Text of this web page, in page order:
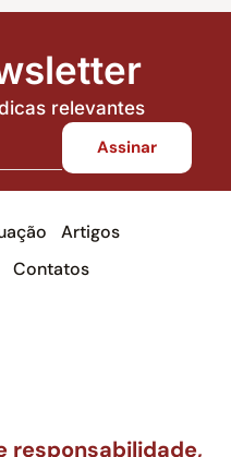
relevantes
Artigos
Contatos
responsabilidade,